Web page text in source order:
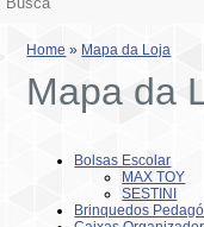
Home » Mapa da Loja
Mapa da
Bolsas Escolar
MAX TOY
SESTINI
Brinquedos